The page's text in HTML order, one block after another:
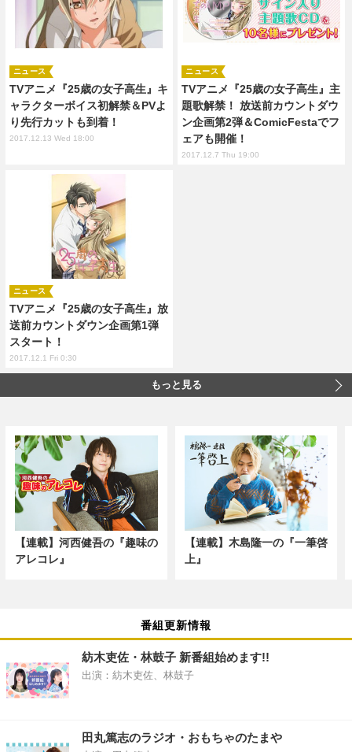
TVアニメ『25歳の女子高生』キ
ャラクターボイス初解禁＆PVよ
り先行カットも到着！
ニュース
2017.12.13 Wed 18:00
TVアニメ『25歳の女子高生』主
題歌解禁！ 放送前カウントダウ
ン企画第2弾＆ComicFestaでフ
ェアも開催！
ニュース
2017.12.7 Thu 19:00
TVアニメ『25歳の女子高生』放
送前カウントダウン企画第1弾
スタート！
ニュース
2017.12.1 Fri 0:30
もっと見る
【連載】河西健吾の『趣味の
アレコレ』
【連載】木島隆一の『一筆啓
上』
番組更新情報
紡木吏佐・林鼓子 新番組始めます!!
出演：紡木吏佐、林鼓子
田丸篤志のラジオ・おもちゃのたまや